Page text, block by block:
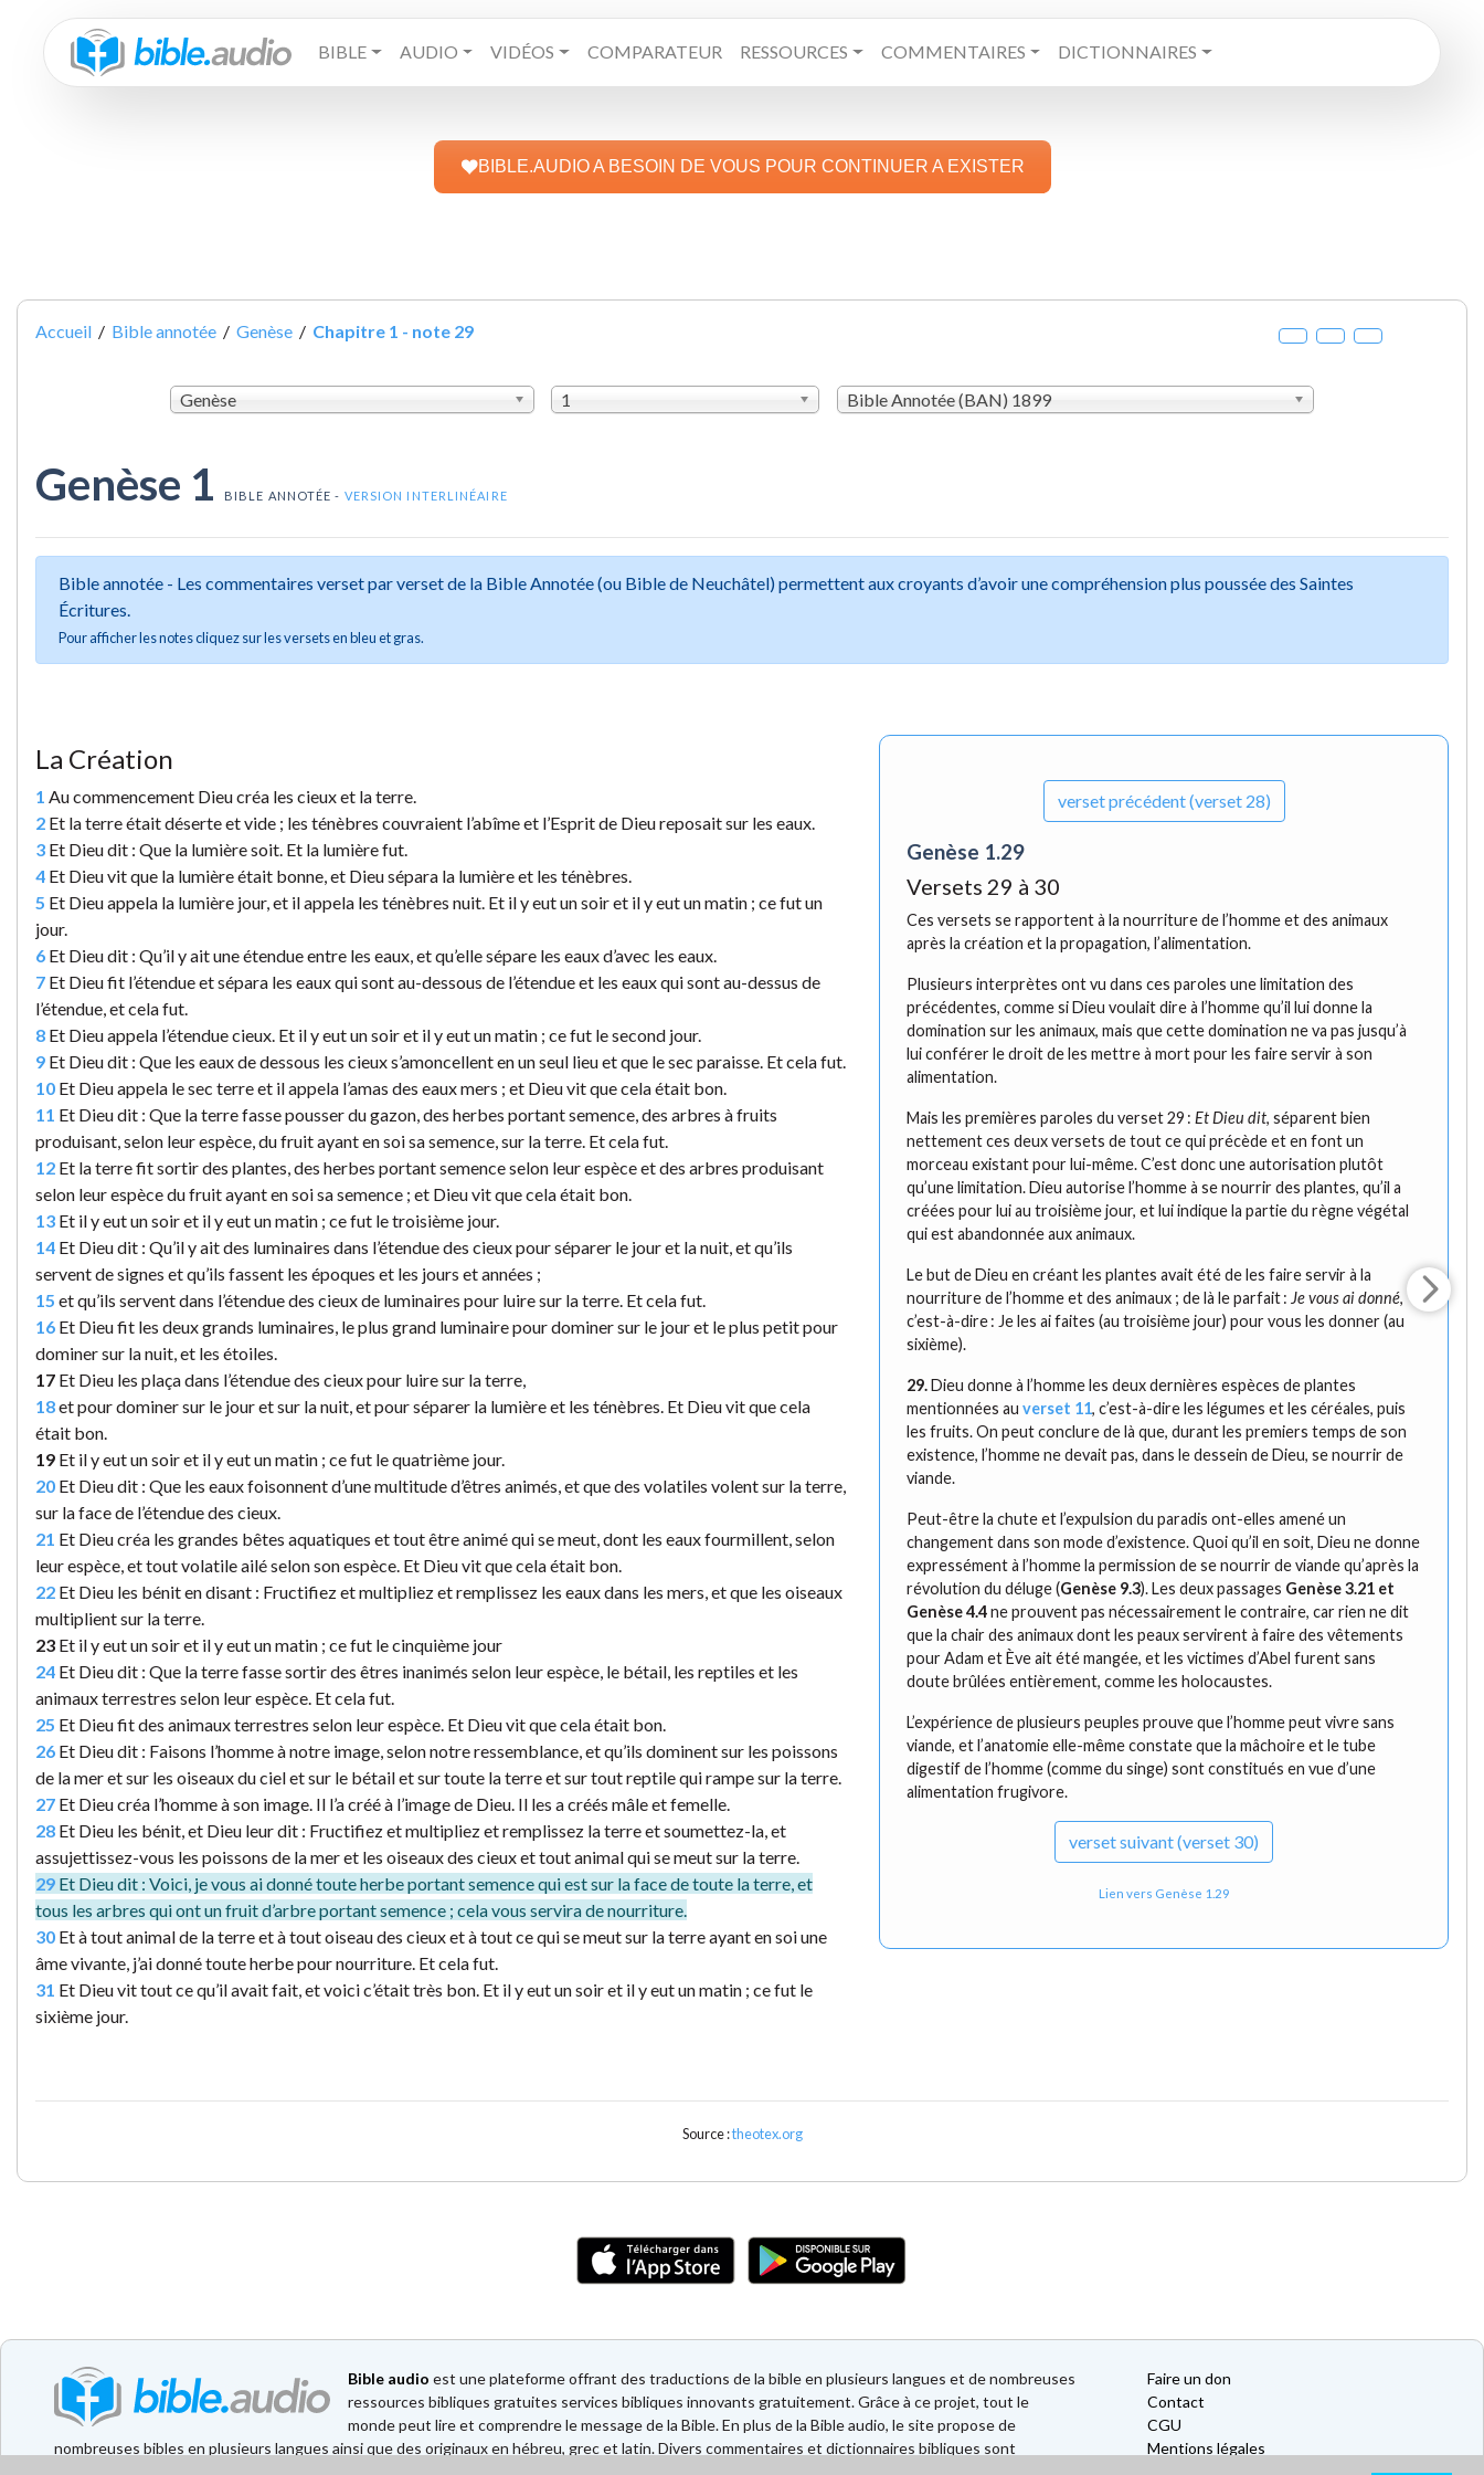
BIBLE AUDIO VIDÉOS COMPARATEUR RESSOURCES COMMENTAIRES DICTIONNAIRES
BIBLE.AUDIO A BESOIN DE VOUS POUR CONTINUER A EXISTER
Accueil / Bible annotée / Genèse / Chapitre 1 - note 29
Genèse 1 Bible Annotée (BAN) 1899
Genèse 1 BIBLE ANNOTÉE - VERSION INTERLINÉAIRE
Bible annotée - Les commentaires verset par verset de la Bible Annotée (ou Bible de Neuchâtel) permettent aux croyants d’avoir une compréhension plus poussée des Saintes
Écritures.
Pour afficher les notes cliquez sur les versets en bleu et gras.
La Création
1 Au commencement Dieu créa les cieux et la terre.
2 Et la terre était déserte et vide ; les ténèbres couvraient l’abîme et l’Esprit de Dieu reposait sur les eaux.
3 Et Dieu dit : Que la lumière soit. Et la lumière fut.
4 Et Dieu vit que la lumière était bonne, et Dieu sépara la lumière et les ténèbres.
5 Et Dieu appela la lumière jour, et il appela les ténèbres nuit. Et il y eut un soir et il y eut un matin ; ce fut un
jour.
6 Et Dieu dit : Qu’il y ait une étendue entre les eaux, et qu’elle sépare les eaux d’avec les eaux.
7 Et Dieu fit l’étendue et sépara les eaux qui sont au-dessous de l’étendue et les eaux qui sont au-dessus de
l’étendue, et cela fut.
8 Et Dieu appela l’étendue cieux. Et il y eut un soir et il y eut un matin ; ce fut le second jour.
9 Et Dieu dit : Que les eaux de dessous les cieux s’amoncellent en un seul lieu et que le sec paraisse. Et cela fut.
10 Et Dieu appela le sec terre et il appela l’amas des eaux mers ; et Dieu vit que cela était bon.
11 Et Dieu dit : Que la terre fasse pousser du gazon, des herbes portant semence, des arbres à fruits
produisant, selon leur espèce, du fruit ayant en soi sa semence, sur la terre. Et cela fut.
12 Et la terre fit sortir des plantes, des herbes portant semence selon leur espèce et des arbres produisant
selon leur espèce du fruit ayant en soi sa semence ; et Dieu vit que cela était bon.
13 Et il y eut un soir et il y eut un matin ; ce fut le troisième jour.
14 Et Dieu dit : Qu’il y ait des luminaires dans l’étendue des cieux pour séparer le jour et la nuit, et qu’ils
servent de signes et qu’ils fassent les époques et les jours et années ;
15 et qu’ils servent dans l’étendue des cieux de luminaires pour luire sur la terre. Et cela fut.
16 Et Dieu fit les deux grands luminaires, le plus grand luminaire pour dominer sur le jour et le plus petit pour
dominer sur la nuit, et les étoiles.
17 Et Dieu les plaça dans l’étendue des cieux pour luire sur la terre,
18et pour dominer sur le jour et sur la nuit, et pour séparer la lumière et les ténèbres. Et Dieu vit que cela
était bon.
19 Et il y eut un soir et il y eut un matin ; ce fut le quatrième jour.
20 Et Dieu dit : Que les eaux foisonnent d’une multitude d’êtres animés, et que des volatiles volent sur la terre,
sur la face de l’étendue des cieux.
21 Et Dieu créa les grandes bêtes aquatiques et tout être animé qui se meut, dont les eaux fourmillent, selon
leur espèce, et tout volatile ailé selon son espèce. Et Dieu vit que cela était bon.
22 Et Dieu les bénit en disant : Fructifiez et multipliez et remplissez les eaux dans les mers, et que les oiseaux
multiplient sur la terre.
23 Et il y eut un soir et il y eut un matin ; ce fut le cinquième jour
24 Et Dieu dit : Que la terre fasse sortir des êtres inanimés selon leur espèce, le bétail, les reptiles et les
animaux terrestres selon leur espèce. Et cela fut.
25 Et Dieu fit des animaux terrestres selon leur espèce. Et Dieu vit que cela était bon.
26 Et Dieu dit : Faisons l’homme à notre image, selon notre ressemblance, et qu’ils dominent sur les poissons
de la mer et sur les oiseaux du ciel et sur le bétail et sur toute la terre et sur tout reptile qui rampe sur la terre.
27 Et Dieu créa l’homme à son image. Il l’a créé à l’image de Dieu. Il les a créés mâle et femelle.
28 Et Dieu les bénit, et Dieu leur dit : Fructifiez et multipliez et remplissez la terre et soumettez-la, et
assujettissez-vous les poissons de la mer et les oiseaux des cieux et tout animal qui se meut sur la terre.
29 Et Dieu dit : Voici, je vous ai donné toute herbe portant semence qui est sur la face de toute la terre, et
tous les arbres qui ont un fruit d’arbre portant semence ; cela vous servira de nourriture.
30 Et à tout animal de la terre et à tout oiseau des cieux et à tout ce qui se meut sur la terre ayant en soi une
âme vivante, j’ai donné toute herbe pour nourriture. Et cela fut.
31 Et Dieu vit tout ce qu’il avait fait, et voici c’était très bon. Et il y eut un soir et il y eut un matin ; ce fut le
sixième jour.
versetprécédent (verset 28)
Genèse 1.29
Versets 29 à 30
Ces versets se rapportent à la nourriture de l’homme et des animaux
après la création et la propagation, l’alimentation.
Plusieurs interprètes ont vu dans ces paroles une limitation des
précédentes, comme si Dieu voulait dire à l’homme qu’il lui donne la
domination sur les animaux, mais que cette domination ne va pas jusqu’à
lui conférer le droit de les mettre à mort pour les faire servir à son
alimentation.
Mais les premières paroles du verset 29 :Et Dieu dit, séparent bien
nettement ces deux versets de tout ce qui précède et en font un
morceau existant pour lui-même. C’est donc une autorisation plutôt
qu’une limitation. Dieu autorise l’homme à se nourrir des plantes, qu’il a
créées pour lui au troisième jour, et lui indique la partie du règne végétal
qui est abandonnée aux animaux.
Le but de Dieu en créant les plantes avait été de les faire servir à la
nourriture de l’homme et des animaux ; de là le parfait : Je vous ai donné,
c’est-à-dire : Je les ai faites (au troisième jour) pour vous les donner (au
sixième).
29.Dieu donne à l’homme les deux dernières espèces de plantes
mentionnées auverset 11, c’est-à-dire les légumes et les céréales, puis
les fruits. On peut conclure de là que, durant les premiers temps de son
existence, l’homme ne devait pas, dans le dessein de Dieu, se nourrir de
viande.
Peut-être la chute et l’expulsion du paradis ont-elles amené un
changement dans son mode d’existence. Quoi qu’il en soit, Dieu ne donne
expressément à l’homme la permission de se nourrir de viande qu’après la
révolution du déluge (Genèse 9.3). Les deux passages Genèse 3.21 et
Genèse 4.4ne prouvent pas nécessairement le contraire, car rien ne dit
que la chair des animaux dont les peaux servirent à faire des vêtements
pour Adam et Ève ait été mangée, et les victimes d’Abel furent sans
doute brûlées entièrement, comme les holocaustes.
L’expérience de plusieurs peuples prouve que l’homme peut vivre sans
viande, et l’anatomie elle-même constate que la mâchoire et le tube
digestif de l’homme (comme du singe) sont constitués en vue d’une
alimentation frugivore.
versetsuivant (verset 30)
Lien vers Genèse 1.29
Source :theotex.org
Bible audio est une plateforme offrant des traductions de la bible en plusieurs langues et de nombreuses
ressources bibliques gratuites services bibliques innovants gratuitement. Grâce à ce projet, tout le
monde peut lire et comprendre le message de la Bible. En plus de la Bible audio, le site propose de
nombreuses bibles en plusieurs langues ainsi que des originaux en hébreu, grec et latin. Divers commentaires et dictionnaires bibliques sont
Faire un don
Contact
CGU
Mentions légales